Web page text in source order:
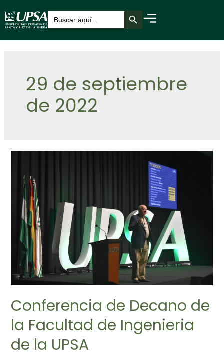
Buscar: Botón de búsqueda
29 de septiembre
de 2022
Conferencia de Decano de
la Facultad de Ingenieria
de la UPSA